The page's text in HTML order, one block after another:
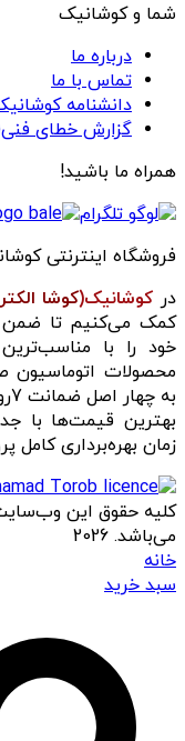
شما و کوشانیک
درباره ما
تماس با ما
دانشنامه
گزارش خطای
همراه ما باشید!
فروشگاه اینترنتی
در کوشانیک(کوشا
کمک می‌کنیم تا ضمن
خود را با
محصولات اتوماسیون
بهترین قیمت‌ها با
زمان بهره‌برداری کامل
کلیه حقوق این
می‌باشد. 2026
خانه
سبد خرید